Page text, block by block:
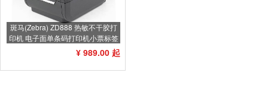
斑马(Zebra) ZD888 热敏不干胶打
印机 电子面单条码打印机小票标签
打印机不干胶标签机¥ 989.00 起